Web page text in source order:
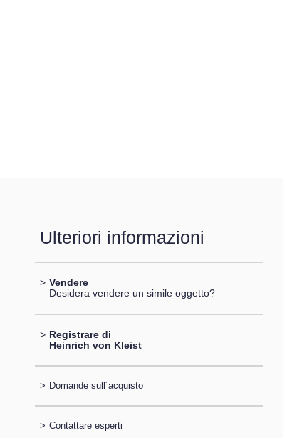
Ulteriori informazioni
> Vendere
Desidera vendere un simile oggetto?
> Registrare di
Heinrich von Kleist
> Domande sull´acquisto
> Contattare esperti